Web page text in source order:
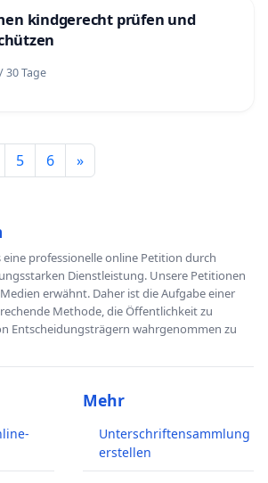
kindgerecht prüfen und
Tage
5 6 »
eine professionelle online Petition durch
Dienstleistung. Unsere Petitionen
erwähnt. Daher ist die Aufgabe einer
Methode, die Öffentlichkeit zu
Entscheidungsträgern wahrgenommen zu
Mehr
Unterschriftensammlung
erstellen